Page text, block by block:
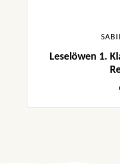
Leselöwen 1.